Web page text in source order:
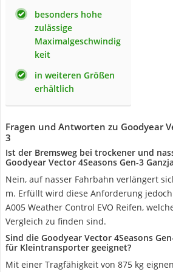
besonders hohe
zulässige
Maximalgeschwindig
keit
in weiteren Größen
erhältlich
Fragen und Antworten zu Goodyear
3
Ist der Bremsweg bei trockener und
Goodyear Vector 4Seasons Gen-3
Nein, auf nasser Fahrbahn verlängert
m. Erfüllt wird diese Anforderung
A005 Weather Control EVO Reifen,
Vergleich zu finden sind.
Sind die Goodyear Vector 4Seasons
für Kleintransporter geeignet?
Mit einer Tragfähigkeit von 875 kg